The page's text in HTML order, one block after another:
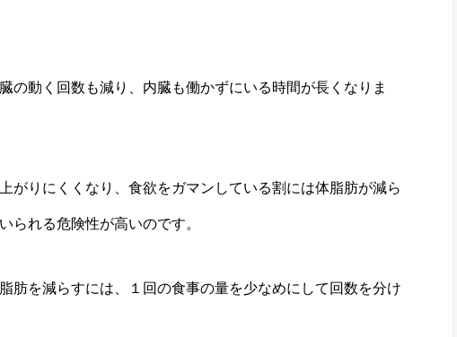
の動く回数も減り、内臓も働かずにいる時間が長くなりま
がりにくくなり、食欲をガマンしている割には体脂肪が減ら
られる危険性が高いのです。
肪を減らすには、１回の食事の量を少なめにして回数を分け